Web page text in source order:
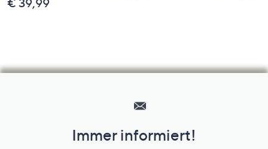
Unternehmensinformationen
Immer informiert!